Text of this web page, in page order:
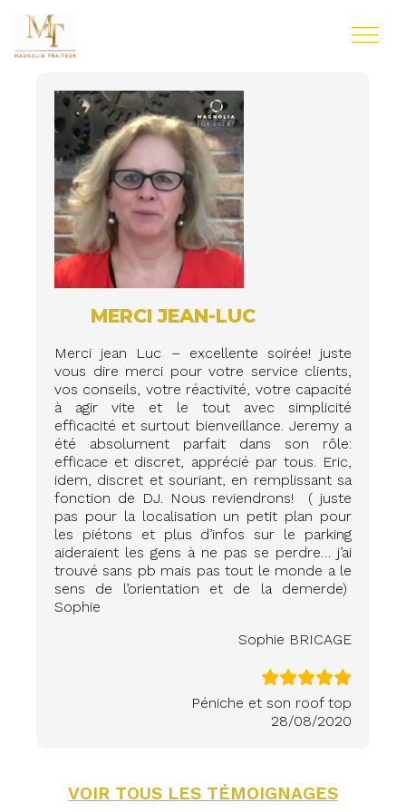
MERCI JEAN-LUC
Merci jean Luc – excellente soirée! juste
vous dire merci pour votre service clients,
vos conseils, votre réactivité, votre capacité
à agir vite et le tout avec simplicité
efficacité et surtout bienveillance. Jeremy a
été absolument parfait dans son rôle:
efficace et discret, apprécié par tous. Eric,
idem, discret et souriant, en remplissant sa
fonction de DJ. Nous reviendrons! ( juste
pas pour la localisation un petit plan pour
les piétons et plus d’infos sur le parking
aideraient les gens à ne pas se perdre… j’ai
trouvé sans pb mais pas tout le monde a le
sens de l’orientation et de la demerde)
Sophie
Sophie BRICAGE
Péniche et son roof top
28/08/2020
VOIR TOUS LES TÉMOIGNAGES